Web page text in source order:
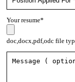
Your resume*
doc,docx,pdf,odc file